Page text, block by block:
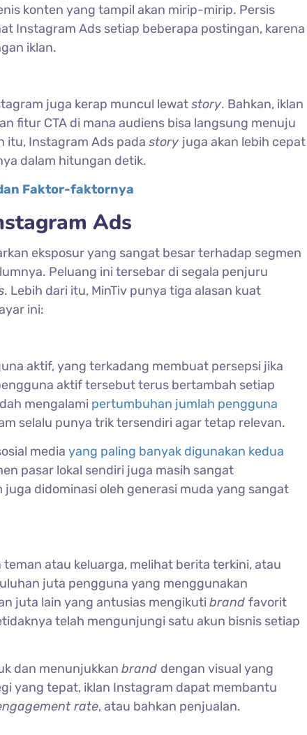
konten yang tampil akan mirip-mirip. Persis
Instagram Ads setiap beberapa postingan, karena
iklan.
juga kerap muncul lewatstory. Bahkan, iklan
fitur CTA di mana audiens bisa langsung menuju
itu, Instagram Ads pada story juga akan lebih cepat
dalam hitungan detik.
Faktor-faktornya
Ads
eksposur yang sangat besar terhadap segmen
Peluang ini tersebar di segala penjuru
. Lebih dari itu, MinTiv punya tiga alasan kuat
ini:
aktif, yang terkadang membuat persepsi jika
aktif tersebut terus bertambah setiap
mengalami pertumbuhan jumlah pengguna
selalu punya trik tersendiri agar tetap relevan.
media yang paling banyak digunakan kedua
pasar lokal sendiri juga masih sangat
didominasi oleh generasi muda yang sangat
atau keluarga, melihat berita terkini, atau
juta pengguna yang menggunakan
juta lain yang antusias mengikuti brand favorit
telah mengunjungi satu akun bisnis setiap
dan menunjukkan brand dengan visual yang
yang tepat, iklan Instagram dapat membantu
rate, atau bahkan penjualan.